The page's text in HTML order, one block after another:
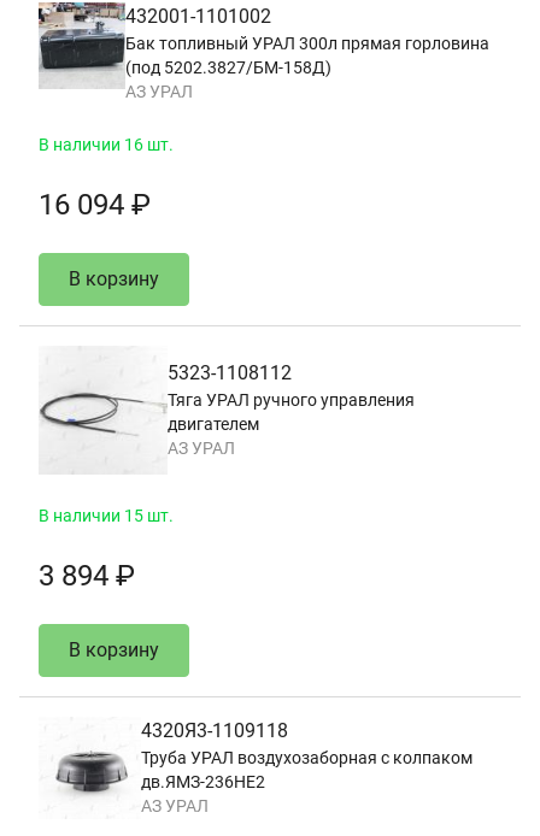
432001-1101002
Бак топливный УРАЛ 300л прямая горловина
(под 5202.3827/БМ-158Д)
АЗ УРАЛ
В наличии 16 шт.
16 094 ₽
В корзину
5323-1108112
Тяга УРАЛ ручного управления
двигателем
АЗ УРАЛ
В наличии 15 шт.
3 894 ₽
В корзину
4320Я3-1109118
Труба УРАЛ воздухозаборная с колпаком
дв.ЯМЗ-236НЕ2
АЗ УРАЛ